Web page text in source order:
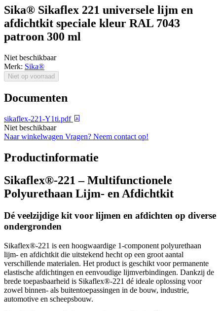
Sika® Sikaflex 221 universele lijm en
afdichtkit speciale kleur RAL 7043
patroon 300 ml
Niet beschikbaar
Merk: Sika®
Niet op voorraad
Documenten
sikaflex-221-Y1ti.pdf
Niet beschikbaar
Naar winkelwagen Vragen? Neem contact op!
Productinformatie
Sikaflex®-221 – Multifunctionele
Polyurethaan Lijm- en Afdichtkit
Dé veelzijdige kit voor lijmen en afdichten op diverse
ondergronden
Sikaflex®-221 is een hoogwaardige 1-component polyurethaan
lijm- en afdichtkit die uitstekend hecht op een groot aantal
verschillende materialen. Het product is geschikt voor permanente
elastische afdichtingen en eenvoudige lijmverbindingen. Dankzij de
brede toepasbaarheid is Sikaflex®-221 dé ideale oplossing voor
zowel binnen- als buitentoepassingen in de bouw, industrie,
automotive en scheepsbouw.